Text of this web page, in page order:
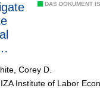
DAS DOKUMENT
Corey D.
Institute of Labor